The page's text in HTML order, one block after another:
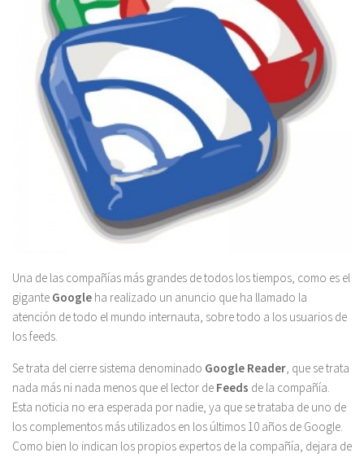
Una de las compañías más grandes de todos los tiempos, como es el
gigante Google ha realizado un anuncio que ha llamado la
atención de todo el mundo internauta, sobre todo a los usuarios de
los feeds.
Se trata del cierre sistema denominado Google Reader, que se trata
nada más ni nada menos que el lector de Feeds de la compañía.
Esta noticia no era esperada por nadie, ya que se trataba de uno de
los complementos más utilizados en los últimos 10 años de Google.
Como bien lo indican los propios expertos de la compañía, dejara de